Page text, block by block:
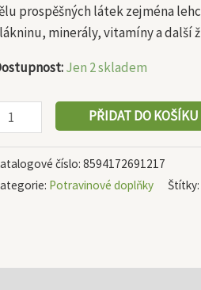
prospěšných látek zejména
minerály, vitamíny a další
Jen 2 skladem
PŘIDAT DO KOŠÍKU
číslo: 8594172691217
Potravinové doplňky Štítky: